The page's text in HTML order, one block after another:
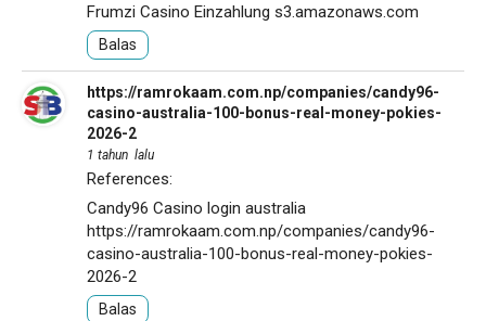
Frumzi Casino Einzahlung s3.amazonaws.com
Balas
https://ramrokaam.com.np/companies/candy96-
casino-australia-100-bonus-real-money-pokies-
2026-2
1 tahun lalu
References:
Candy96 Casino login australia
https://ramrokaam.com.np/companies/candy96-
casino-australia-100-bonus-real-money-pokies-
2026-2
Balas